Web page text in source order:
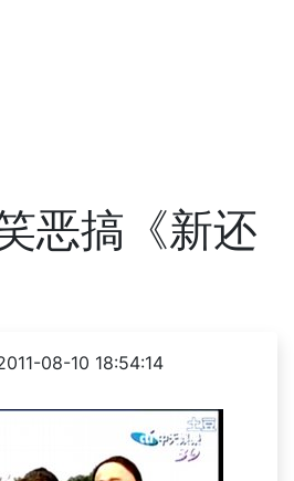
恶搞《新还
08-10 18:54:14